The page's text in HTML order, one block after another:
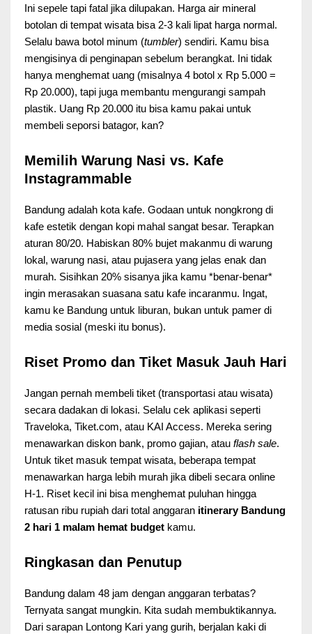
Ini sepele tapi fatal jika dilupakan. Harga air mineral
botolan di tempat wisata bisa 2-3 kali lipat harga normal.
Selalu bawa botol minum (tumbler) sendiri. Kamu bisa
mengisinya di penginapan sebelum berangkat. Ini tidak
hanya menghemat uang (misalnya 4 botol x Rp 5.000 =
Rp 20.000), tapi juga membantu mengurangi sampah
plastik. Uang Rp 20.000 itu bisa kamu pakai untuk
membeli seporsi batagor, kan?
Memilih Warung Nasi vs. Kafe
Instagrammable
Bandung adalah kota kafe. Godaan untuk nongkrong di
kafe estetik dengan kopi mahal sangat besar. Terapkan
aturan 80/20. Habiskan 80% bujet makanmu di warung
lokal, warung nasi, atau pujasera yang jelas enak dan
murah. Sisihkan 20% sisanya jika kamu *benar-benar*
ingin merasakan suasana satu kafe incaranmu. Ingat,
kamu ke Bandung untuk liburan, bukan untuk pamer di
media sosial (meski itu bonus).
Riset Promo dan Tiket Masuk Jauh Hari
Jangan pernah membeli tiket (transportasi atau wisata)
secara dadakan di lokasi. Selalu cek aplikasi seperti
Traveloka, Tiket.com, atau KAI Access. Mereka sering
menawarkan diskon bank, promo gajian, atau flash sale.
Untuk tiket masuk tempat wisata, beberapa tempat
menawarkan harga lebih murah jika dibeli secara online
H-1. Riset kecil ini bisa menghemat puluhan hingga
ratusan ribu rupiah dari total anggaran itinerary Bandung
2 hari 1 malam hemat budget kamu.
Ringkasan dan Penutup
Bandung dalam 48 jam dengan anggaran terbatas?
Ternyata sangat mungkin. Kita sudah membuktikannya.
Dari sarapan Lontong Kari yang gurih, berjalan kaki di